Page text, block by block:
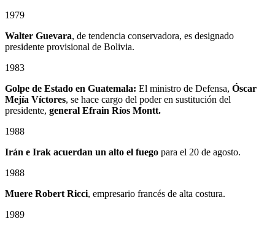
1979
Walter Guevara, de tendencia conservadora, es designado
presidente provisional de Bolivia.
1983
Golpe de Estado en Guatemala: El ministro de Defensa, Óscar
Mejía Víctores, se hace cargo del poder en sustitución del
presidente, general Efrain Ríos Montt.
1988
Irán e Irak acuerdan un alto el fuego para el 20 de agosto.
1988
Muere Robert Ricci, empresario francés de alta costura.
1989